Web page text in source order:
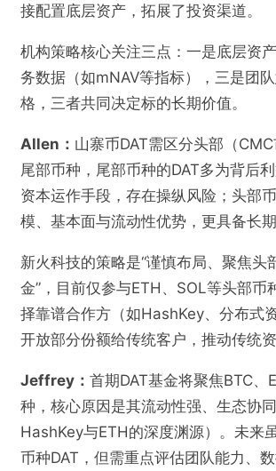
接配置底层资产，拓展了投资渠道。
机构策略核心关注三点：一是底层资
务数据（如mNAV等指标），三是团
格，三者共同决定标的长期价值。
Allen： 山寨币DAT需区分头部（
尾部币种，尾部币种的DAT多为背后
资本运作手段，存在操纵风险；头部
模、基本面与流动性优势，更具备长期
新火科技的策略是“谨慎布局、聚焦头
金”，目前仅参与ETH、SOL等头部币
择靠谱合作方（如HashKey、分布式
开放部分份额给传统客户，推动传统资
Jeffrey： 首期DAT基金将聚焦BTC、
种，核心原因是其流动性强、生态协
HashKey与ETH的深度渊源）。未来
币种DAT，但需重点评估团队能力、